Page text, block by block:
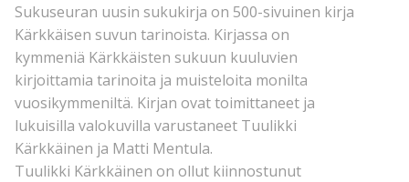
Sukuseuran uusin sukukirja on 500-sivuinen kirja
Kärkkäisen suvun tarinoista. Kirjassa on
kymmeniä Kärkkäisten sukuun kuuluvien
kirjoittamia tarinoita ja muisteloita monilta
vuosikymmeniltä. Kirjan ovat toimittaneet ja
lukuisilla valokuvilla varustaneet Tuulikki
Kärkkäinen ja Matti Mentula.
Tuulikki Kärkkäinen on ollut kiinnostunut